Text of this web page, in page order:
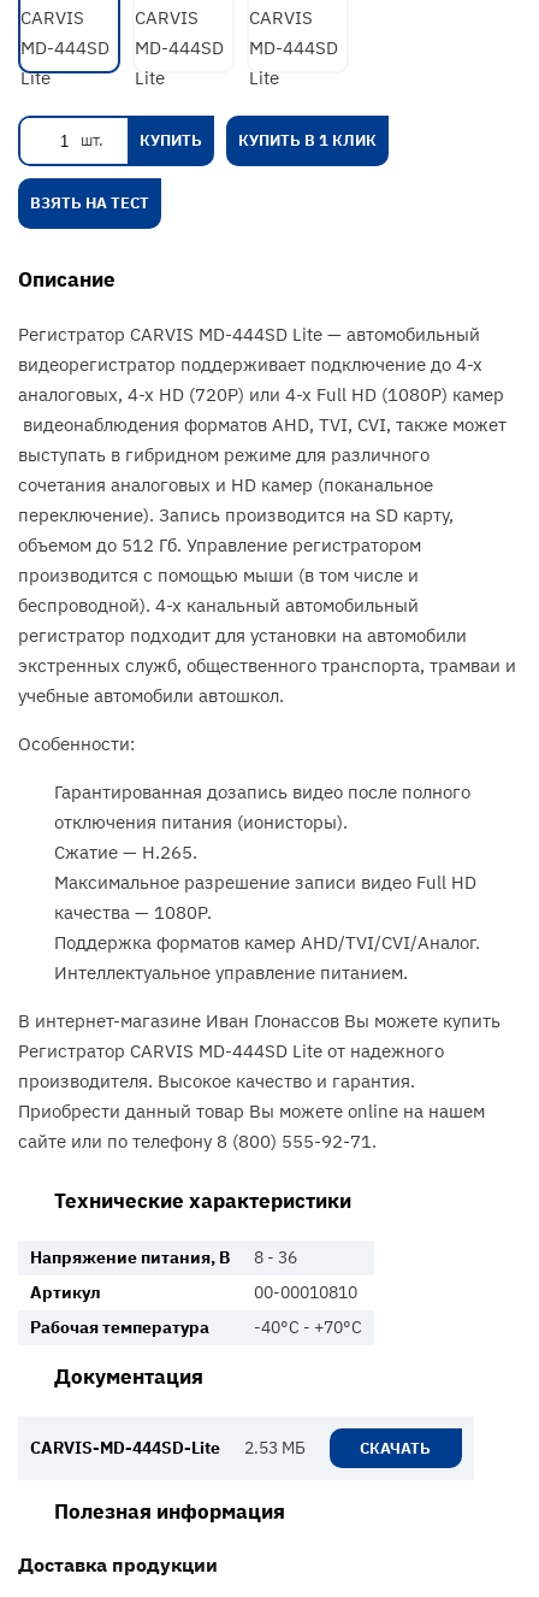
шт. КУПИТЬ КУПИТЬ В 1 КЛИК
ВЗЯТЬ НА ТЕСТ
Описание
Регистратор CARVIS MD-444SD Lite — автомобильный
видеорегистратор поддерживает подключение до 4-х
аналоговых, 4-х HD (720P) или 4-х Full HD (1080P) камер
видеонаблюдения форматов AHD, TVI, CVI, также может
выступать в гибридном режиме для различного
сочетания аналоговых и HD камер (поканальное
переключение). Запись производится на SD карту,
объемом до 512 Гб. Управление регистратором
производится с помощью мыши (в том числе и
беспроводной). 4-х канальный автомобильный
регистратор подходит для установки на автомобили
экстренных служб, общественного транспорта, трамваи и
учебные автомобили автошкол.
Особенности:
Гарантированная дозапись видео после полного
отключения питания (ионисторы).
Сжатие — H.265.
Максимальное разрешение записи видео Full HD
качества — 1080P.
Поддержка форматов камер AHD/TVI/CVI/Аналог.
Интеллектуальное управление питанием.
В интернет-магазине Иван Глонассов Вы можете купить
Регистратор CARVIS MD-444SD Lite от надежного
производителя. Высокое качество и гарантия.
Приобрести данный товар Вы можете online на нашем
сайте или по телефону 8 (800) 555-92-71.
Технические характеристики
Напряжение питания, В
8 - 36
Артикул
00-00010810
Рабочая температура
-40°С - +70°С
Документация
CARVIS-MD-444SD-Lite 2.53 МБ СКАЧАТЬ
Полезная информация
Доставка продукции